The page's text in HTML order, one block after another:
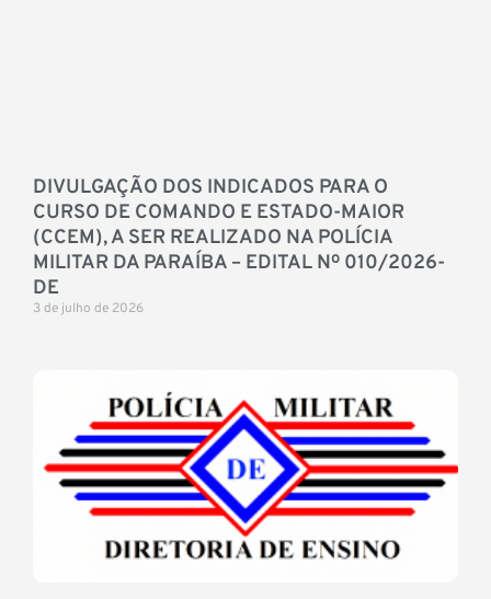
DIVULGAÇÃO DOS INDICADOS PARA O
CURSO DE COMANDO E ESTADO-MAIOR
(CCEM), A SER REALIZADO NA POLÍCIA
MILITAR DA PARAÍBA – EDITAL Nº 010/2026-
DE
3 de julho de 2026